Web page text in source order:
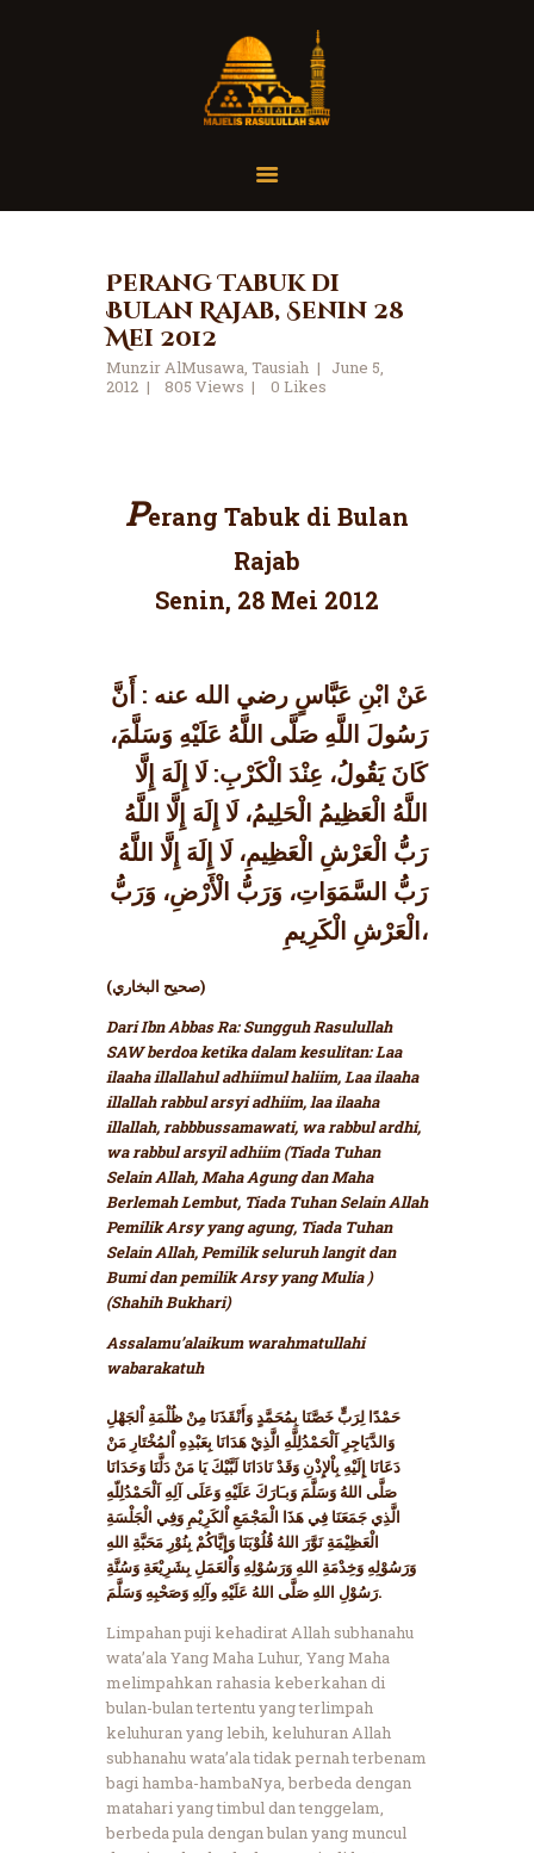
Home
Tausiah
Jadwal
Tanya Yuk
Dokumentasi
Perang Tabuk di
Bulan Rajab, Senin 28
Mei 2012
Munzir AlMusawa, Tausiah
June 5,
2012
805 Views 0 Likes
Perang Tabuk di Bulan
Rajab
Senin, 28 Mei 2012
عَنْ ابْنِ عَبَّاسٍ رضي الله عنه : أَنَّ
رَسُولَ اللَّهِ صَلَّى اللَّهُ عَلَيْهِ وَسَلَّمَ،
كَانَ يَقُولُ، عِنْدَ الْكَرْبِ: لَا إِلَهَ إِلَّا
اللَّهُ الْعَظِيمُ الْحَلِيمُ، لَا إِلَهَ إِلَّا اللَّهُ
رَبُّ الْعَرْشِ الْعَظِيمِ، لَا إِلَهَ إِلَّا اللَّهُ
رَبُّ السَّمَوَاتِ، وَرَبُّ الْأَرْضِ، وَرَبُّ
الْعَرْشِ الْكَرِيمِ،
(صحيح البخاري)
Dari Ibn Abbas Ra: Sungguh Rasulullah
SAW berdoa ketika dalam kesulitan: Laa
ilaaha illallahul adhiimul haliim, Laa ilaaha
illallah rabbul arsyi adhiim, laa ilaaha
illallah, rabbbussamawati, wa rabbul ardhi,
wa rabbul arsyil adhiim (Tiada Tuhan
Selain Allah, Maha Agung dan Maha
Berlemah Lembut, Tiada Tuhan Selain Allah
Pemilik Arsy yang agung, Tiada Tuhan
Selain Allah, Pemilik seluruh langit dan
Bumi dan pemilik Arsy yang Mulia )
(Shahih Bukhari)
Assalamu’alaikum warahmatullahi
wabarakatuh
حَمْدًا لِرَبٍّ خَصَّنَا بِمُحَمَّدٍ وَأَنْقَذَنَا مِنْ ظُلْمَةِ اْلجَهْلِ
وَالدَّيَاجِرِ اَلْحَمْدُلِلَّهِ الَّذِيْ هَدَانَا بِعَبْدِهِ اْلمُخْتَارِ مَنْ
دَعَانَا إِلَيْهِ بِاْلإِذْنِ وَقَدْ نَادَانَا لَبَّيْكَ يَا مَنْ دَلَّنَا وَحَدَانَا
صَلَّى اللهُ وَسَلَّمَ وَبـَارَكَ عَلَيْهِ وَعَلَى آلِهِ اَلْحَمْدُلِلّهِ
الَّذِي جَمَعَنَا فِي هَذَا الْمَجْمَعِ اْلكَرِيْمِ وَفِي الْجَلْسَةِ
الْعَظِيْمَةِ نَوَّرَ اللهُ قُلُوْبَنَا وَإِيَّاكُمْ بِنُوْرِ مَحَبَّةِ اللهِ
وَرَسُوْلِهِ وَخِدْمَةِ اللهِ وَرَسُوْلِهِ وَاْلعَمَلِ بِشَرِيْعَةِ وَسُنَّةِ
رَسُوْلِ اللهِ صَلَّى اللهُ عَلَيْهِ وآلِهِ وَصَحْبِهِ وَسَلَّمَ.
Limpahan puji kehadirat Allah subhanahu
wata’ala Yang Maha Luhur, Yang Maha
melimpahkan rahasia keberkahan di
bulan-bulan tertentu yang terlimpah
keluhuran yang lebih, keluhuran Allah
subhanahu wata’ala tidak pernah terbenam
bagi hamba-hambaNya, berbeda dengan
matahari yang timbul dan tenggelam,
berbeda pula dengan bulan yang muncul